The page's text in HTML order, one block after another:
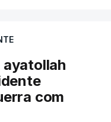
ayatollah
com